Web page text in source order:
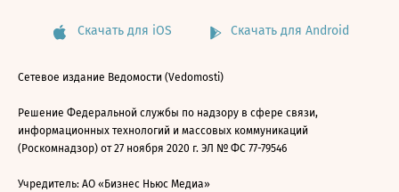
Скачать для iOS Скачать для Android
Сетевое издание Ведомости (Vedomosti)
Решение Федеральной службы по надзору в сфере связи,
информационных технологий и массовых коммуникаций
(Роскомнадзор) от 27 ноября 2020 г. ЭЛ № ФС 77-79546
Учредитель: АО «Бизнес Ньюс Медиа»